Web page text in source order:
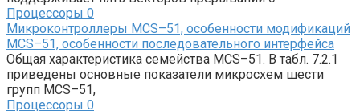
Процессоры 0
Микроконтроллеры MCS–51, особенности модификаций
MCS–51, особенности последовательного интерфейса
Общая характеристика семейства MCS–51. В табл. 7.2.1
приведены основ­ные показатели микросхем шести
групп MCS–51,
Процессоры 0